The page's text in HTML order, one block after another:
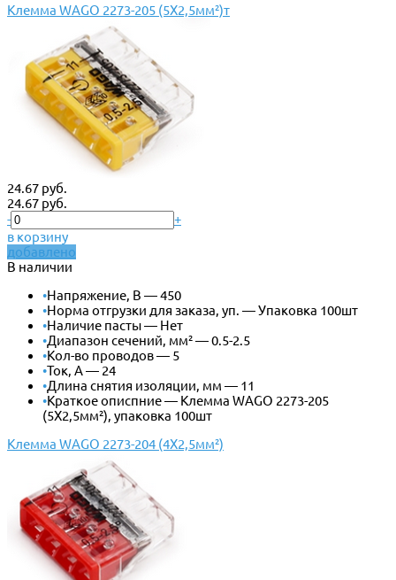
Клемма WAGO 2273-205 (5Х2,5мм²)т
24.67 руб.
24.67 руб.
-
+
в корзину
добавлено
В наличии
•Напряжение, В — 450
•Норма отгрузки для заказа, уп. — Упаковка 100шт
•Наличие пасты — Нет
•Диапазон сечений, мм² — 0.5-2.5
•Кол-во проводов — 5
•Ток, А — 24
•Длина снятия изоляции, мм — 11
•Краткое описпние — Клемма WAGO 2273-205
(5Х2,5мм²), упаковка 100шт
Клемма WAGO 2273-204 (4Х2,5мм²)